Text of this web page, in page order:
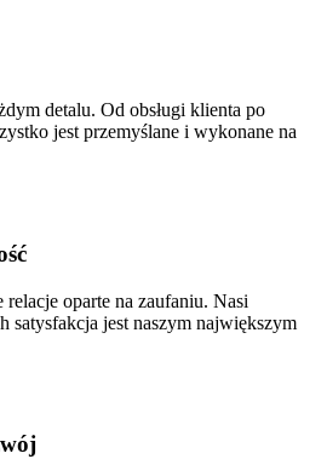
detalu. Od obsługi klienta po
jest przemyślane i wykonane na
oparte na zaufaniu. Nasi
satysfakcja jest naszym największym